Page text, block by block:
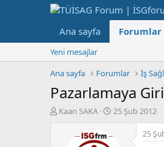
Ana sayfa Forumlar
Yeni mesajlar
Ana sayfa
Forumlar İş
Pazarlamaya
K
Kaan SAKA
B
25 Şub 2012
25